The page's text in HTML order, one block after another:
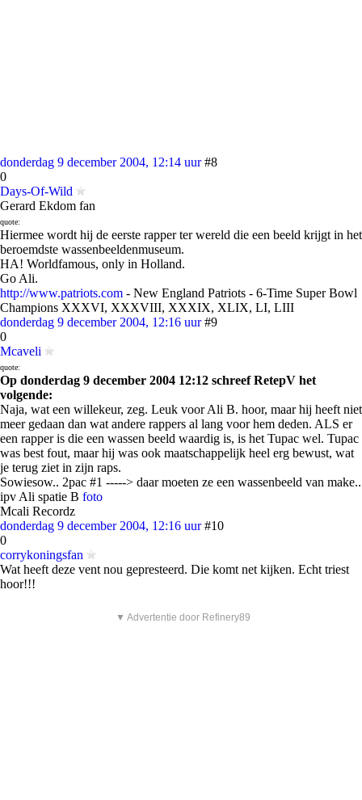
donderdag 9 december 2004, 12:14 uur #8
0
Days-Of-Wild
Gerard Ekdom fan
quote:
Hiermee wordt hij de eerste rapper ter wereld die een beeld krijgt in het
beroemdste wassenbeeldenmuseum.
HA! Worldfamous, only in Holland.
Go Ali.
http://www.patriots.com - New England Patriots - 6-Time Super Bowl
Champions XXXVI, XXXVIII, XXXIX, XLIX, LI, LIII
donderdag 9 december 2004, 12:16 uur #9
0
Mcaveli
quote:
Op donderdag 9 december 2004 12:12 schreef RetepV het
volgende:
Naja, wat een willekeur, zeg. Leuk voor Ali B. hoor, maar hij heeft niet
meer gedaan dan wat andere rappers al lang voor hem deden. ALS er
een rapper is die een wassen beeld waardig is, is het Tupac wel. Tupac
was best fout, maar hij was ook maatschappelijk heel erg bewust, wat
je terug ziet in zijn raps.
Sowiesow.. 2pac #1 -----> daar moeten ze een wassenbeeld van make..
ipv Ali spatie B foto
Mcali Recordz
donderdag 9 december 2004, 12:16 uur #10
0
corrykoningsfan
Wat heeft deze vent nou gepresteerd. Die komt net kijken. Echt triest
hoor!!!
▼ Advertentie door Refinery89